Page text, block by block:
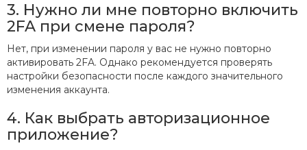
3. Нужно ли мне повторно включить
2FA при смене пароля?
Нет, при изменении пароля у вас не нужно повторно
активировать 2FA. Однако рекомендуется проверять
настройки безопасности после каждого значительного
изменения аккаунта.
4. Как выбрать авторизационное
приложение?